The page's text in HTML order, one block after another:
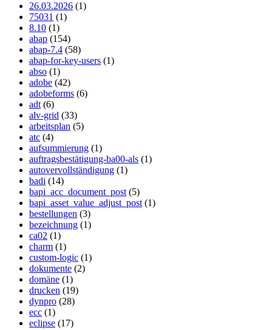
26.03.2026 (1)
75031 (1)
8.10 (1)
abap (154)
abap-7.4 (58)
abap-for-key-users (1)
abso (1)
adobe (42)
adobeforms (6)
adt (6)
alv-grid (33)
arbeitsplan (5)
atc (4)
aufsummierung (1)
auftragsbestätigung-ba00-als (1)
autovervollständigung (1)
badi (14)
bapi_acc_document_post (5)
bapi_asset_value_adjust_post (1)
bestellungen (3)
bezeichnung (1)
ca02 (1)
charm (1)
custom-logic (1)
dokumente (2)
domäne (1)
drucken (19)
dynpro (28)
ecc (1)
eclipse (17)